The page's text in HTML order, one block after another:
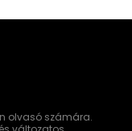
olvasó számára.